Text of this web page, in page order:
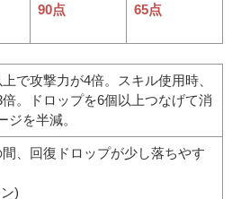
90点 65点
で攻撃力が4倍。スキル使用時、
。ドロップを6個以上つなげて消
ジを半減。
、回復ドロップが少し落ちやす
)